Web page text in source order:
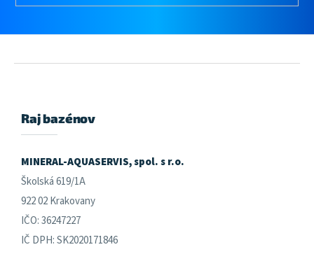
Raj bazénov
MINERAL-AQUASERVIS, spol. s r.o.
Školská 619/1A
922 02 Krakovany
IČO: 36247227
IČ DPH: SK2020171846